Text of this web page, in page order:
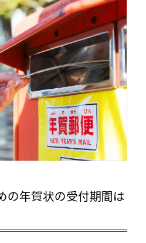
場合の文例
マナー
の年賀状の受付期間は